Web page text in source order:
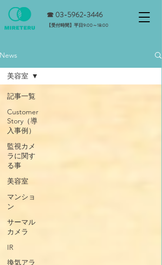
☎ 03-5962-3446
​【受付時間】平日9:00～18:00
News
記事一覧
Customer
Story（導
入事例）
監視カメ
ラに関す
る事
美容室
マンショ
ン
サーマル
カメラ
IR
換気アラ
美容室